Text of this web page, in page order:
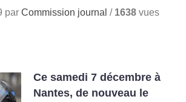
parCommission journal / 1638 vues
Ce samedi 7 décembre à
Nantes, de nouveau le